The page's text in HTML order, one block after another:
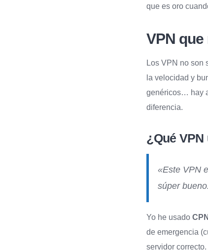
que es oro
VPN
Los VPN no son
la velocidad y
genéricos… hay
diferencia.
¿Qué VPN
«Este VPN
súper
Yo he usado
de emergencia
servidor correcto.